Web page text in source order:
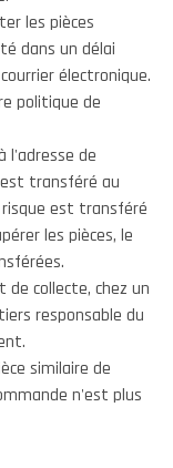
les pièces
dans un délai
électronique.
politique de
l'adresse de
est transféré au
risque est transféré
les pièces, le
de collecte, chez un
responsable du
similaire de
n'est plus